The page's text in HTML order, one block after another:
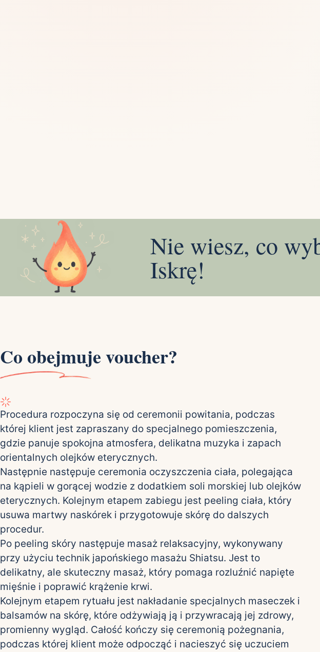
Nie wiesz, co
Iskrę!
Co obejmuje voucher?
Procedura rozpoczyna się od ceremonii powitania, podczas
której klient jest zapraszany do specjalnego pomieszczenia,
gdzie panuje spokojna atmosfera, delikatna muzyka i zapach
orientalnych olejków eterycznych.
Następnie następuje ceremonia oczyszczenia ciała, polegająca
na kąpieli w gorącej wodzie z dodatkiem soli morskiej lub olejków
eterycznych. Kolejnym etapem zabiegu jest peeling ciała, który
usuwa martwy naskórek i przygotowuje skórę do dalszych
procedur.
Po peeling skóry następuje masaż relaksacyjny, wykonywany
przy użyciu technik japońskiego masażu Shiatsu. Jest to
delikatny, ale skuteczny masaż, który pomaga rozluźnić napięte
mięśnie i poprawić krążenie krwi.
Kolejnym etapem rytuału jest nakładanie specjalnych maseczek i
balsamów na skórę, które odżywiają ją i przywracają jej zdrowy,
promienny wygląd. Całość kończy się ceremonią pożegnania,
podczas której klient może odpocząć i nacieszyć się uczuciem